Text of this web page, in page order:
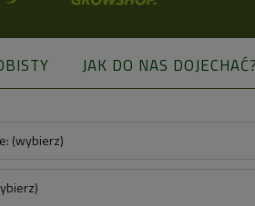
JAK DO NAS DOJECHAĆ?
(wybierz)